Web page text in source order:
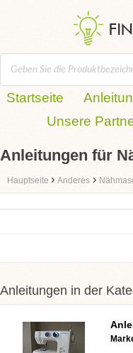
Startseite
Unsere
Anleitungen für
Hauptseite › Anderes ›
Anleitungen in der